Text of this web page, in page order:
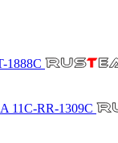
1888C
11C-RR-1309C